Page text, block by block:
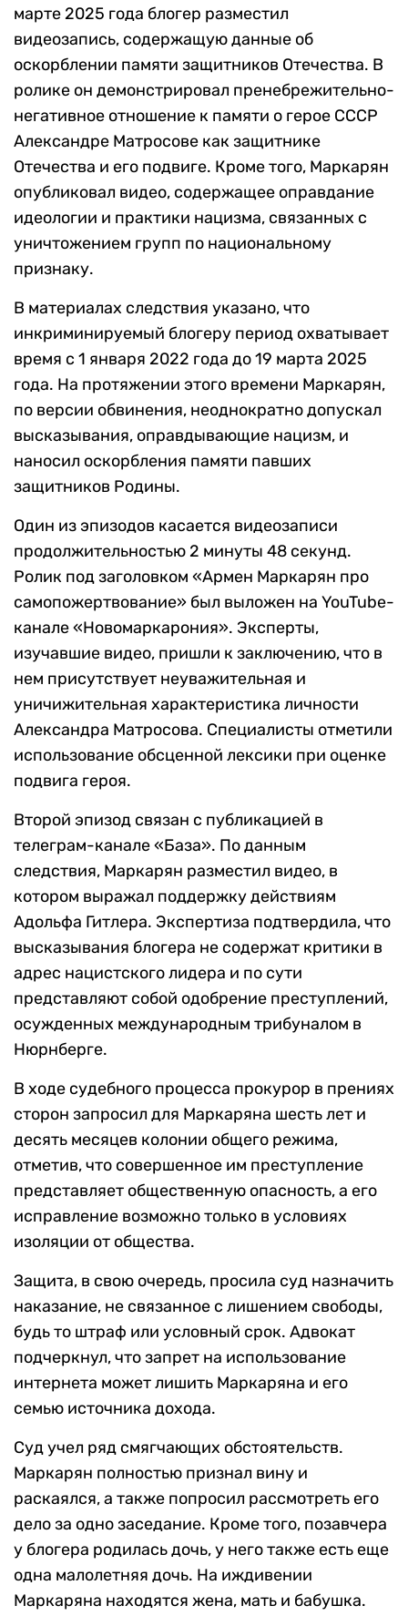
марте 2025 года блогер разместил
видеозапись, содержащую данные об
оскорблении памяти защитников Отечества. В
ролике он демонстрировал пренебрежительно-
негативное отношение к памяти о герое СССР
Александре Матросове как защитнике
Отечества и его подвиге. Кроме того, Маркарян
опубликовал видео, содержащее оправдание
идеологии и практики нацизма, связанных с
уничтожением групп по национальному
признаку.
В материалах следствия указано, что
инкриминируемый блогеру период охватывает
время с 1 января 2022 года до 19 марта 2025
года. На протяжении этого времени Маркарян,
по версии обвинения, неоднократно допускал
высказывания, оправдывающие нацизм, и
наносил оскорбления памяти павших
защитников Родины.
Один из эпизодов касается видеозаписи
продолжительностью 2 минуты 48 секунд.
Ролик под заголовком «Армен Маркарян про
самопожертвование» был выложен на YouTube-
канале «Новомаркарония». Эксперты,
изучавшие видео, пришли к заключению, что в
нем присутствует неуважительная и
уничижительная характеристика личности
Александра Матросова. Специалисты отметили
использование обсценной лексики при оценке
подвига героя.
Второй эпизод связан с публикацией в
телеграм-канале «База». По данным
следствия, Маркарян разместил видео, в
котором выражал поддержку действиям
Адольфа Гитлера. Экспертиза подтвердила, что
высказывания блогера не содержат критики в
адрес нацистского лидера и по сути
представляют собой одобрение преступлений,
осужденных международным трибуналом в
Нюрнберге.
В ходе судебного процесса прокурор в прениях
сторон запросил для Маркаряна шесть лет и
десять месяцев колонии общего режима,
отметив, что совершенное им преступление
представляет общественную опасность, а его
исправление возможно только в условиях
изоляции от общества.
Защита, в свою очередь, просила суд назначить
наказание, не связанное с лишением свободы,
будь то штраф или условный срок. Адвокат
подчеркнул, что запрет на использование
интернета может лишить Маркаряна и его
семью источника дохода.
Суд учел ряд смягчающих обстоятельств.
Маркарян полностью признал вину и
раскаялся, а также попросил рассмотреть его
дело за одно заседание. Кроме того, позавчера
у блогера родилась дочь, у него также есть еще
одна малолетняя дочь. На иждивении
Маркаряна находятся жена, мать и бабушка.